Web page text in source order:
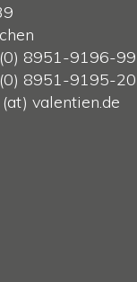
8951-9196-99
8951-9195-20
valentien.de